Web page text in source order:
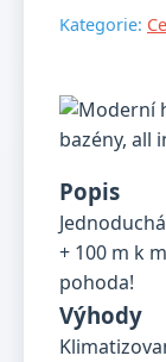
Kategorie:
Popis
+ 100 m k
pohoda!
Výhody